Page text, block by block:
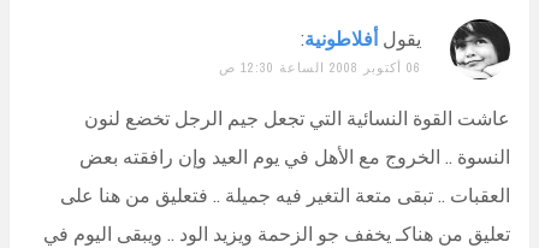
يقول أفلاطونية:
06 أكتوبر 2008 الساعة 12:30 ص
عاشت القوة النسائية التي تجعل جيم الرجل تخضع لنون
النسوة .. الخروج مع الأهل في يوم العيد وإن رافقته بعض
العقبات .. تبقى متعة التغير فيه جميلة .. فتعليق من هنا على
تعليق من هناكـ يخفف جو الزحمة ويزيد الود .. ويبقى اليوم في